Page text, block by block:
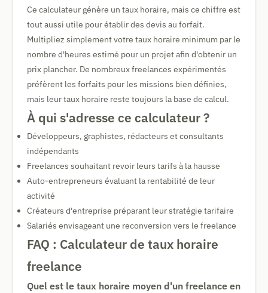
Ce calculateur génère un taux horaire, mais ce chiffre est
tout aussi utile pour établir des devis au forfait.
Multipliez simplement votre taux horaire minimum par le
nombre d'heures estimé pour un projet afin d'obtenir un
prix plancher. De nombreux freelances expérimentés
préfèrent les forfaits pour les missions bien définies,
mais leur taux horaire reste toujours la base de calcul.
À qui s'adresse ce calculateur ?
Développeurs, graphistes, rédacteurs et consultants
indépendants
Freelances souhaitant revoir leurs tarifs à la hausse
Auto-entrepreneurs évaluant la rentabilité de leur
activité
Créateurs d'entreprise préparant leur stratégie tarifaire
Salariés envisageant une reconversion vers le freelance
FAQ : Calculateur de taux horaire
freelance
Quel est le taux horaire moyen d'un freelance en